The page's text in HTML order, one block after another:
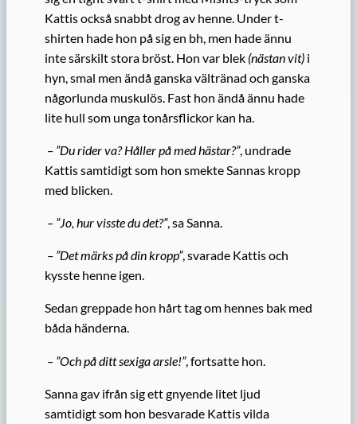
Kattis också snabbt drog av henne. Under t-
shirten hade hon på sig en bh, men hade ännu
inte särskilt stora bröst. Hon var blek (nästan vit) i
hyn, smal men ändå ganska vältränad och ganska
någorlunda muskulös. Fast hon ändå ännu hade
lite hull som unga tonårsflickor kan ha.
– ”Du rider va? Håller på med hästar?”, undrade
Kattis samtidigt som hon smekte Sannas kropp
med blicken.
– ”Jo, hur visste du det?”, sa Sanna.
– ”Det märks på din kropp”, svarade Kattis och
kysste henne igen.
Sedan greppade hon hårt tag om hennes bak med
båda händerna.
– ”Och på ditt sexiga arsle!”, fortsatte hon.
Sanna gav ifrån sig ett gnyende litet ljud
samtidigt som hon besvarade Kattis vilda